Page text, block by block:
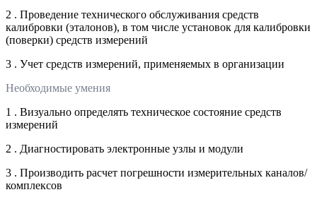
2 . Проведение технического обслуживания средств
калибровки (эталонов), в том числе установок для калибровки
(поверки) средств измерений
3 . Учет средств измерений, применяемых в организации
Необходимые умения
1 . Визуально определять техническое состояние средств
измерений
2 . Диагностировать электронные узлы и модули
3 . Производить расчет погрешности измерительных каналов/
комплексов